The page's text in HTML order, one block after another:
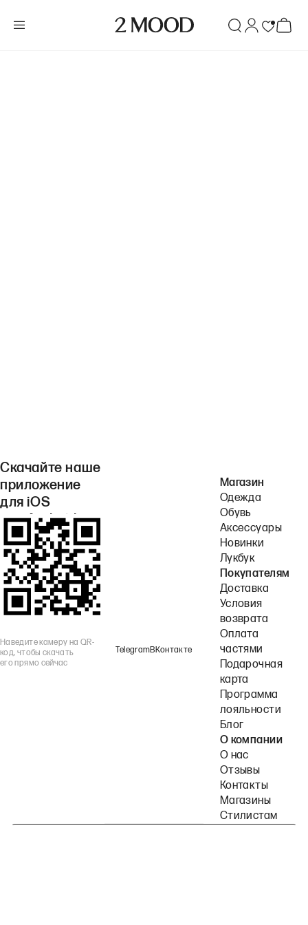
Скачайте наше
приложение
для iOS
или Android.
Наведите камеру на QR-
код, чтобы скачать
его прямо сейчас
TelegramВКонтакте
Магазин
Одежда
Обувь
Аксессуары
Новинки
Лукбук
Покупателям
Доставка
Условия
возврата
Оплата
частями
Подарочная
карта
Программа
лояльности
Блог
О компании
О нас
Отзывы
Контакты
Магазины
Стилистам